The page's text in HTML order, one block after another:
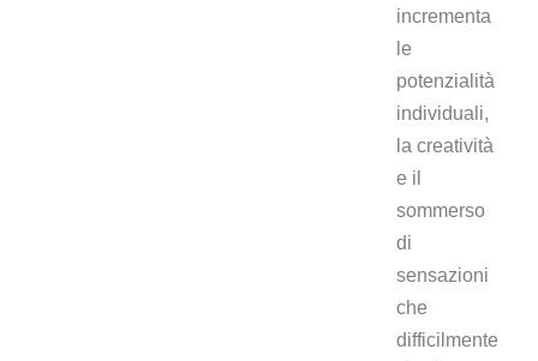
incrementa
le
potenzialità
individuali,
la creatività
e il
sommerso
di
sensazioni
che
difficilmente